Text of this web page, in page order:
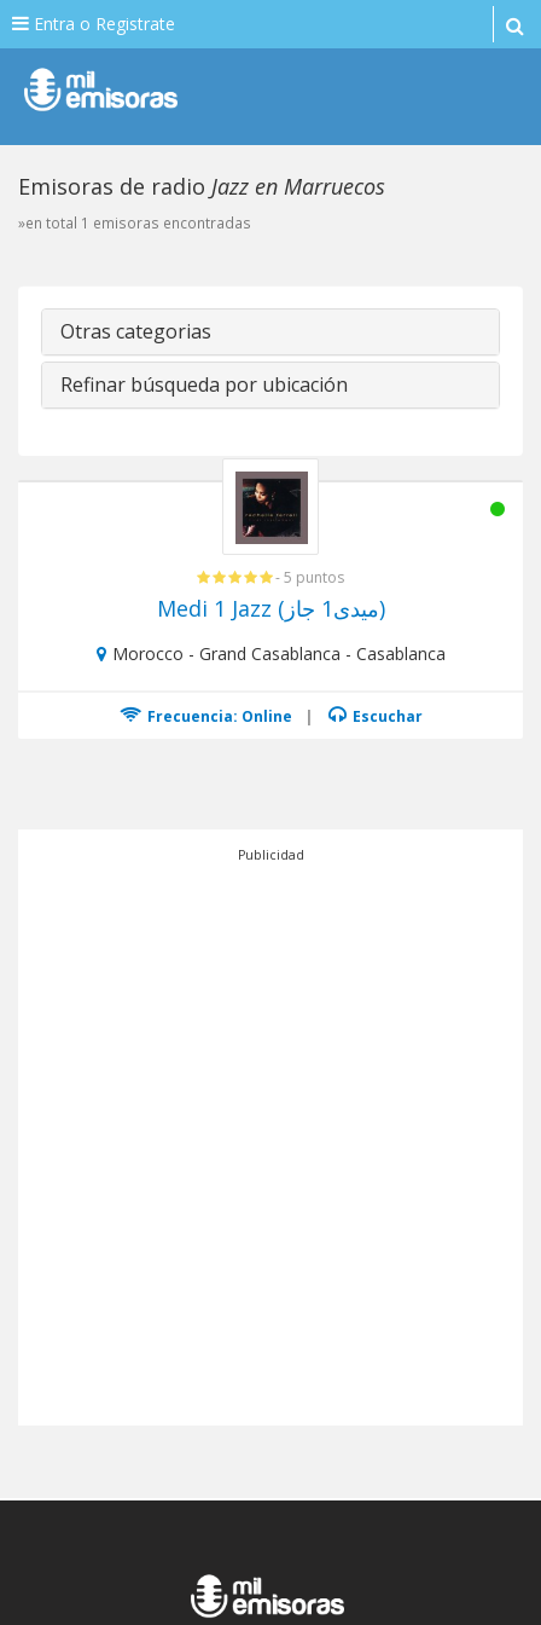
Entra o Registrate
Emisoras de radio Jazz en Marruecos
»en total 1 emisoras encontradas
Otras categorias
Refinar búsqueda por ubicación
- 5 puntos
Medi 1 Jazz (ميدى1 جاز)
Morocco - Grand Casablanca - Casablanca
Frecuencia: Online | Escuchar
Publicidad